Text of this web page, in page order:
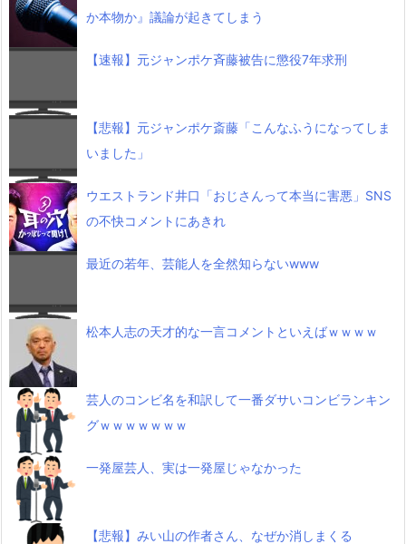
か本物か』議論が起きてしまう
【速報】元ジャンポケ斉藤被告に懲役7年求刑
【悲報】元ジャンポケ斎藤「こんなふうになってしま
いました」
ウエストランド井口「おじさんって本当に害悪」SNS
の不快コメントにあきれ
最近の若年、芸能人を全然知らないwww
松本人志の天才的な一言コメントといえばｗｗｗｗ
芸人のコンビ名を和訳して一番ダサいコンビランキン
グｗｗｗｗｗｗｗ
一発屋芸人、実は一発屋じゃなかった
【悲報】みい山の作者さん、なぜか消しまくる